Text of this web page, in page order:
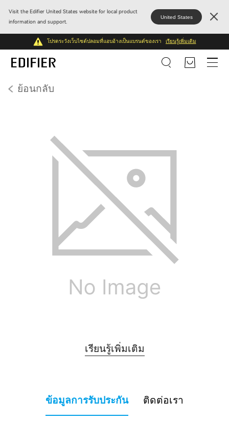
Visit the Edifier United States website for local product
information and support.
United States
โปรดระวังเว็บไซต์ปลอมที่แอบอ้างเป็นแบรนด์ของเรา เรียนรู้เพิ่มเติม
ย้อนกลับ
เรียนรู้เพิ่มเติม
ข้อมูลการรับประกัน ติดต่อเรา